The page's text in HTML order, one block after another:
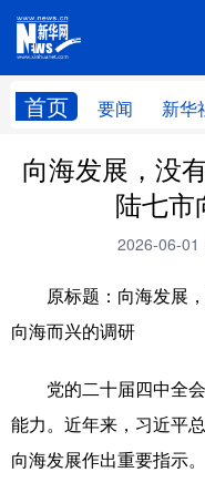
首页 要闻 新华
广西频道
新华社
新华网导航
学习进行时 高层
国际 财经
向海发展，没
陆七市
2026-06-01
原标题：向海发展
向海而兴的调研
党的二十届四中全会
能力。近年来，习近平
向海发展作出重要指示。